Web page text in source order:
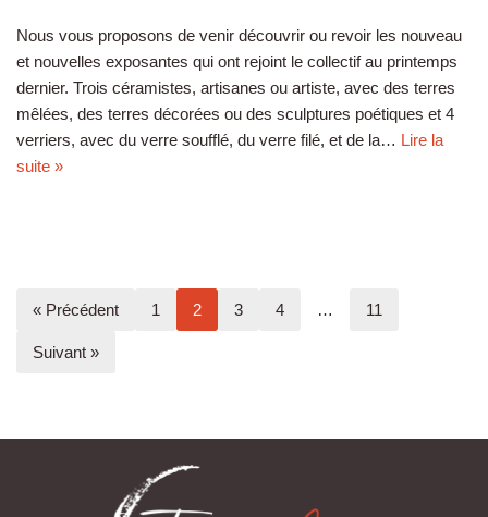
Nous vous proposons de venir découvrir ou revoir les nouveau
et nouvelles exposantes qui ont rejoint le collectif au printemps
dernier. Trois céramistes, artisanes ou artiste, avec des terres
mêlées, des terres décorées ou des sculptures poétiques et 4
verriers, avec du verre soufflé, du verre filé, et de la… Lire la
suite »
« Précédent 1 2 3 4 … 11
Suivant »